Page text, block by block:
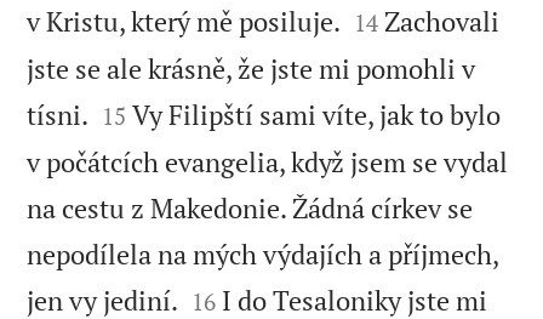
v Kristu, který mě posiluje. 

14 Zachovali
jste se ale krásně, že jste mi pomohli v
tísni. 

15 Vy Filipští sami víte, jak to bylo
v počátcích evangelia, když jsem se vydal
na cestu z Makedonie. Žádná církev se
nepodílela na mých výdajích a příjmech,
jen vy jediní. 

16 I do Tesaloniky jste mi